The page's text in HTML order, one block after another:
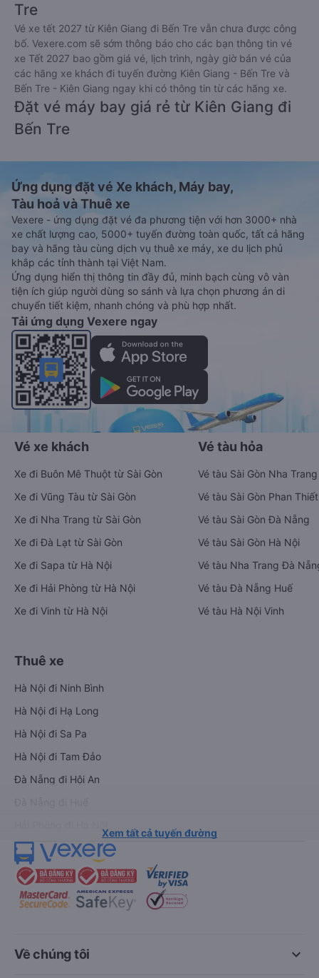
Tre
Vé xe tết 2027 từ Kiên Giang đi Bến Tre vẫn chưa được công
bố. Vexere.com sẽ sớm thông báo cho các bạn thông tin vé
xe Tết 2027 bao gồm giá vé, lịch trình, ngày giờ bán vé của
các hãng xe khách đi tuyến đường Kiên Giang - Bến Tre và
Bến Tre - Kiên Giang ngay khi có thông tin từ các hãng xe.
Đặt vé máy bay giá rẻ từ Kiên Giang đi
Bến Tre
Ứng dụng đặt vé Xe khách, Máy bay,
Tàu hoả và Thuê xe
Vexere - ứng dụng đặt vé đa phương tiện với hơn 3000+ nhà
xe chất lượng cao, 5000+ tuyến đường toàn quốc, tất cả hãng
bay và hãng tàu cùng dịch vụ thuê xe máy, xe du lịch phủ
khắp các tỉnh thành tại Việt Nam.
Ứng dụng hiển thị thông tin đầy đủ, minh bạch cùng vô vàn
tiện ích giúp người dùng so sánh và lựa chọn phương án di
chuyển tiết kiệm, nhanh chóng và phù hợp nhất.
Tải ứng dụng Vexere ngay
Vé xe khách
Xe đi Buôn Mê Thuột từ Sài Gòn
Xe đi Vũng Tàu từ Sài Gòn
Xe đi Nha Trang từ Sài Gòn
Xe đi Đà Lạt từ Sài Gòn
Xe đi Sapa từ Hà Nội
Xe đi Hải Phòng từ Hà Nội
Xe đi Vinh từ Hà Nội
Vé tàu hỏa
Vé tàu Sài Gòn Nha Trang
Vé tàu Sài Gòn Phan Thiết
Vé tàu Sài Gòn Đà Nẵng
Vé tàu Sài Gòn Hà Nội
Vé tàu Nha Trang Đà
Vé tàu Đà Nẵng Huế
Vé tàu Hà Nội Vinh
Thuê xe
Hà Nội đi Ninh Bình
Hà Nội đi Hạ Long
Hà Nội đi Sa Pa
Hà Nội đi Tam Đảo
Đà Nẵng đi Hội An
Xem tất cả tuyến đường
keyboard_arrow_down
Về chúng tôi